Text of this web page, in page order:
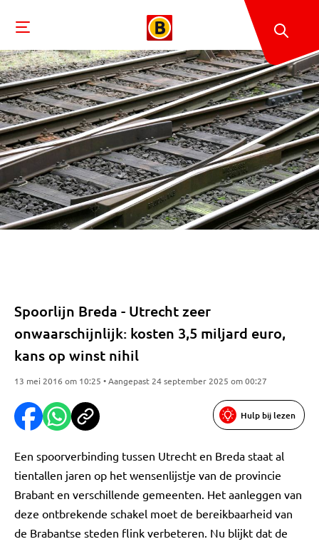
Spoorlijn Breda - Utrecht zeer
onwaarschijnlijk: kosten 3,5 miljard euro,
kans op winst nihil
13 mei 2016 om 10:25 • Aangepast 24 september 2025 om 00:27
Hulp bij lezen
Een spoorverbinding tussen Utrecht en Breda staat al
tientallen jaren op het wensenlijstje van de provincie
Brabant en verschillende gemeenten. Het aanleggen van
deze ontbrekende schakel moet de bereikbaarheid van
de Brabantse steden flink verbeteren. Nu blijkt dat de